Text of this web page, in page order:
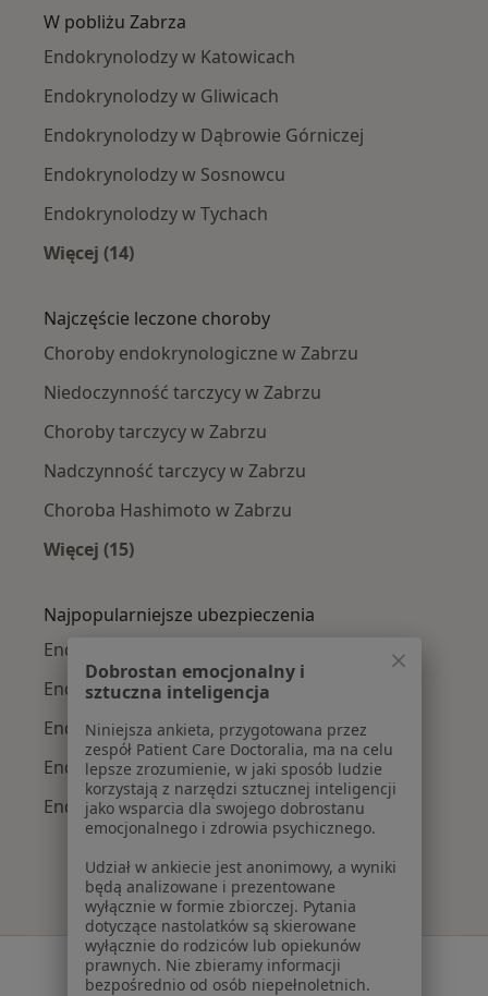
W pobliżu Zabrza
Endokrynolodzy w Katowicach
Endokrynolodzy w Gliwicach
Endokrynolodzy w Dąbrowie Górniczej
Endokrynolodzy w Sosnowcu
Endokrynolodzy w Tychach
Więcej (14)
Najczęście leczone choroby
Choroby endokrynologiczne w Zabrzu
Niedoczynność tarczycy w Zabrzu
Choroby tarczycy w Zabrzu
Nadczynność tarczycy w Zabrzu
Choroba Hashimoto w Zabrzu
Więcej (15)
Najpopularniejsze ubezpieczenia
Endokrynolodzy z LUX MED w Zabrzu
Endokrynolodzy z Medicover w Zabrzu
Endokrynolodzy z POLMED w Zabrzu
Endokrynolodzy z Allianz w Zabrzu
Endokrynolodzy z PZU Zdrowie w Zabrzu
Serwis
Dobrostan emocjonalny i
sztuczna inteligencja
Niniejsza ankieta, przygotowana przez
zespół Patient Care Doctoralia, ma na celu
lepsze zrozumienie, w jaki sposób ludzie
korzystają z narzędzi sztucznej inteligencji
jako wsparcia dla swojego dobrostanu
emocjonalnego i zdrowia psychicznego.
Udział w ankiecie jest anonimowy, a wyniki
będą analizowane i prezentowane
wyłącznie w formie zbiorczej. Pytania
dotyczące nastolatków są skierowane
wyłącznie do rodziców lub opiekunów
prawnych. Nie zbieramy informacji
bezpośrednio od osób niepełnoletnich.